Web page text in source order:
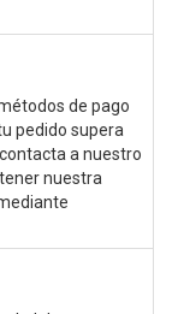
de pago
pedido supera
a nuestro
nuestra